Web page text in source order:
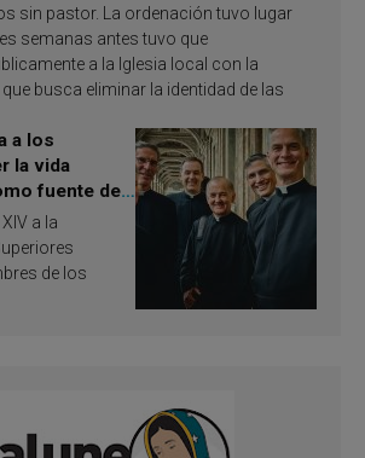
sin pastor. La ordenación tuvo lugar
semanas antes tuvo que
a la Iglesia local con la
busca eliminar la identidad de las
a los
la vida
fuente de
a la
de los